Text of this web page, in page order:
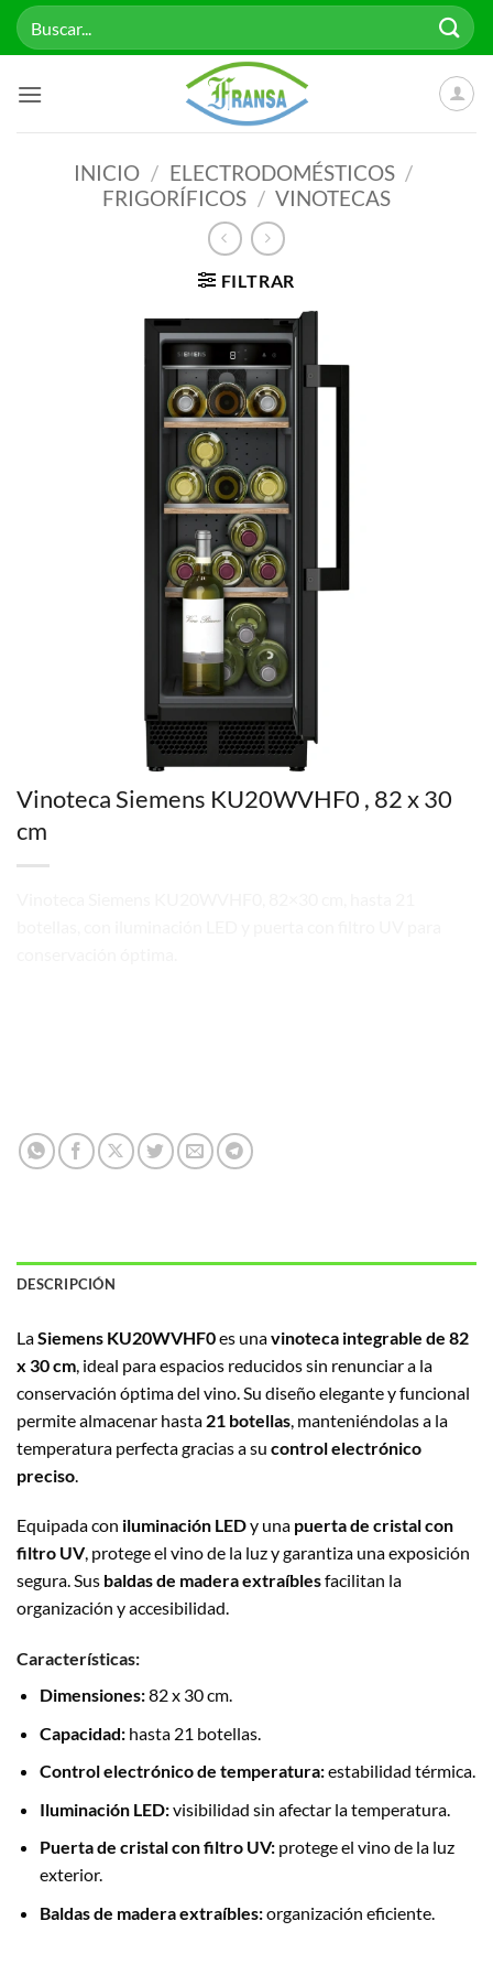
Saltar
Buscar
por:
INICIO / ELECTRODOMÉSTICOS /
FRIGORÍFICOS / VINOTECAS
FILTRAR
Vinoteca Siemens KU20WVHF0 , 82 x 30
cm
DESCRIPCIÓN
LaSiemens KU20WVHF0es unavinoteca integrable de 82
x 30 cm , ideal para espacios reducidos sin renunciar a la
conservación óptima del vino. Su diseño elegante y funcional
permite almacenar hasta 21 botellas , manteniéndolas a la
temperatura perfecta gracias a su control electrónico
preciso
Equipada con iluminación LEDy una puerta de cristal con
filtro UV, protege el vino de la luz y garantiza una exposición
segura. Sus baldas de madera extraíblesfacilitan la
organización y accesibilidad.
Características:
Dimensiones:82 x 30 cm.
Capacidad:hasta 21 botellas.
Control electrónico de temperatura:estabilidad térmica.
Iluminación LED:visibilidad sin afectar la temperatura.
Puerta de cristal con filtro UV:protege el vino de la luz
exterior.
Baldas de madera extraíbles:organización eficiente.